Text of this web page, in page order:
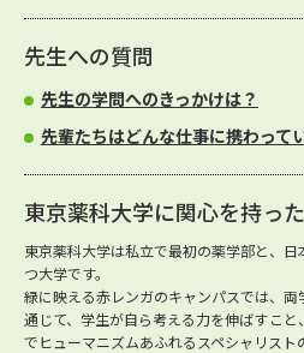
先生への質問
先生の学問へのきっかけは？
先輩たちはどんな仕事に携わって
東京薬科大学に関心を持っ
東京薬科大学は私立で最初の薬学部と、
つ大学です。
緑に映える赤レンガのキャンパスでは、
通じて、学生が自ら考える力を伸ばすこ
でヒューマニズムあふれるスペシャリスト